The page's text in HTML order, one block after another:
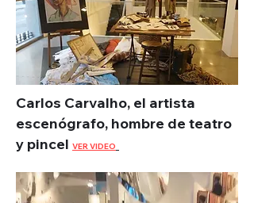
Carlos Carvalho, el artista
escenógrafo, hombre de teatro
y pincel VER VIDEO